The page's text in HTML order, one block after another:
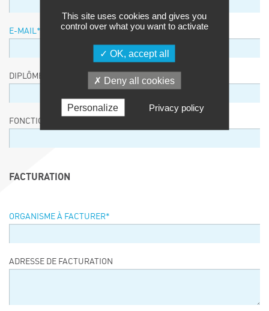
E-MAIL *
DIPLÔME / EQUIVALENCE / NIVEAU
FONCTION
FACTURATION
ORGANISME À FACTURER*
ADRESSE DE FACTURATION
This site uses cookies and gives you
control over what you want to activate
OK, accept all
Deny all cookies
Personalize Privacy policy